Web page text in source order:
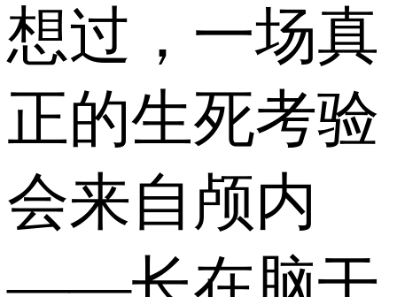
想过，一场真
正的生死考验
会来自颅内